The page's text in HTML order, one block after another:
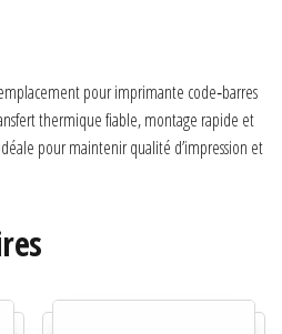
pour imprimante code‑barres
thermique fiable, montage rapide et
pour maintenir qualité d’impression et